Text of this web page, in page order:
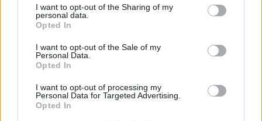
I want to opt-out of the Sharing of my
personal data.
Opted In
I want to opt-out of the Sale of my
Personal Data.
Opted In
I want to opt-out of processing my
Personal Data for Targeted Advertising.
Opted In
ΤΕΛΕΥΤΑΊΑ ΝΈΑ